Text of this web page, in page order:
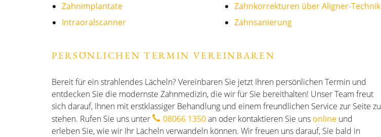
Zahnimplantate
Intraoralscanner
Zahnkorrekturen über Aligner-Technik
Zahnsanierung
PERSÖNLICHEN TERMIN VEREINBAREN
Bereit für ein strahlendes Lächeln? Vereinbaren Sie jetzt Ihren persönlichen Termin und
entdecken Sie die modernste Zahnmedizin, die wir für Sie bereithalten! Unser Team freut
sich darauf, Ihnen mit erstklassiger Behandlung und einem freundlichen Service zur Seite zu
stehen. Rufen Sie uns unter
08066 1350an oder kontaktieren Sie uns online und
erleben Sie, wie wir Ihr Lächeln verwandeln können. Wir freuen uns darauf, Sie bald in